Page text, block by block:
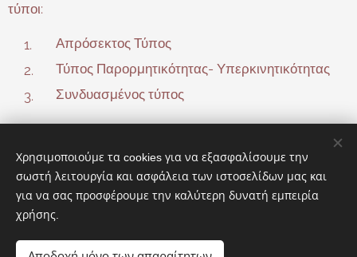
τύποι:
Απρόσεκτος Τύπος
Τύπος Παρορμητικότητας- Υπερκινητικότητας
Συνδυασμένος τύπος
Χρησιμοποιούμε τα cookies για να εξασφαλίσουμε την
σωστή λειτουργία και ασφάλεια των ιστοσελίδων μας και
για να σας προσφέρουμε την καλύτερη δυνατή εμπειρία
χρήσης.